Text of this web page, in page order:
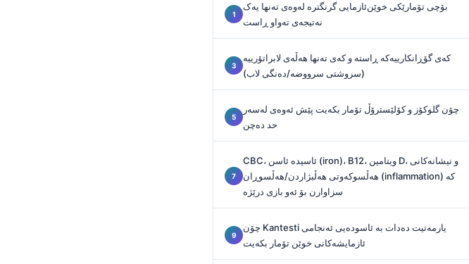
بۆچی تۆمارێکی خوێن‌ئازمایی گرنگترە لەوەی تەنها یەک
نەتیجەی تەواو ڕاست
کەی گۆڕانکارییەکە ڕاستە و کەی تەنها هەڵەی لابراتۆرییە
(سروشتی سرووضە/دەنگی لاب)
چۆن گلوکۆز و کۆلێسترۆڵ تۆمار بکەیت پێش ئەوەی لەسەر
حد دەچن
CBC، ئاسیدە ئاسن (iron)، B12، ویتامین D، و نیشانەکانی
هەڵسوکەوتی هەڵبژاردن/هەڵسوڕان (inflammation) کە
سزاوارن بۆ ئەو بازی درێژە
چۆن Kantesti یارمەتیت دەدات بە ئاسودەیی ئەنجامی
ئازمایشەکانی خوێن تۆمار بکەیت